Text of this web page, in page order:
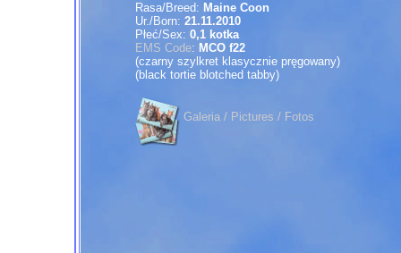
Rasa/Breed: Maine Coon
Ur./Born: 21.11.2010
Płeć/Sex: 0,1 kotka
EMS Code: MCO f22
(czarny szylkret klasycznie pręgowany)
(black tortie blotched tabby)
Galeria / Pictures / Fotos